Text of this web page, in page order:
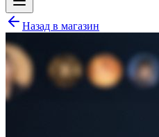
Назад в магазин